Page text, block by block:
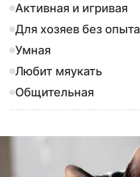
Активная и игривая
Для хозяев без опыта
Умная
Любит мяукать
Общительная